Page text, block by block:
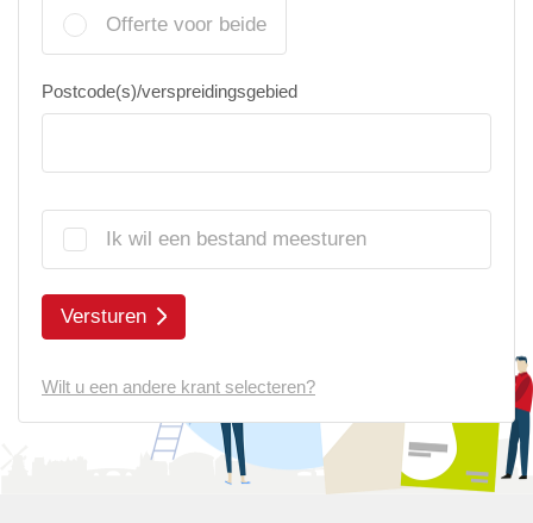
Offerte voor beide
Postcode(s)/verspreidingsgebied
Ik wil een bestand meesturen
Versturen
Wilt u een andere krant selecteren?